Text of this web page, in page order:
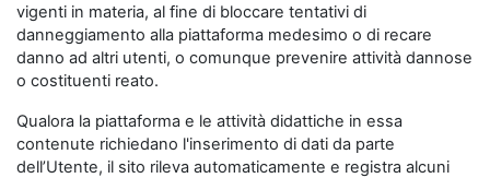
vigenti in materia, al fine di bloccare tentativi di
danneggiamento alla piattaforma medesimo o di recare
danno ad altri utenti, o comunque prevenire attività dannose
o costituenti reato.
Qualora la piattaforma e le attività didattiche in essa
contenute richiedano l'inserimento di dati da parte
dell’Utente, il sito rileva automaticamente e registra alcuni